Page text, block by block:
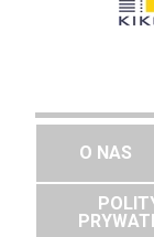
O NAS